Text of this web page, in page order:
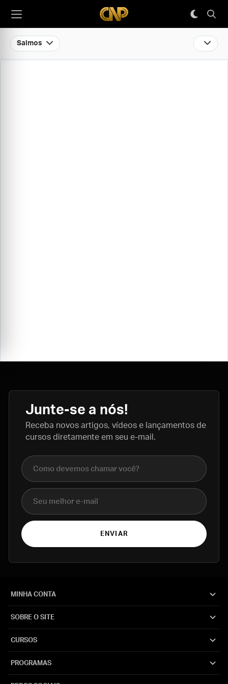
Salmos
Junte-se a nós!
Receba novos artigos, vídeos e lançamentos de
cursos diretamente em seu e-mail.
Nome completo
E-mail
ENVIAR
MINHA CONTA
SOBRE O SITE
CURSOS
PROGRAMAS